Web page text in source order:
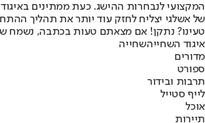
המקצועי לנבחרות ההישג. כעת ממתינים באיגוד
של אשלגי יצליח לחזק עוד יותר את תהליך
טעינו? נתקן! אם מצאתם טעות בכתבה, נשמח
איגוד השחייהשחייה
מדורים
ספורט
תרבות ובידור
לייף סטייל
אוכל
תיירות